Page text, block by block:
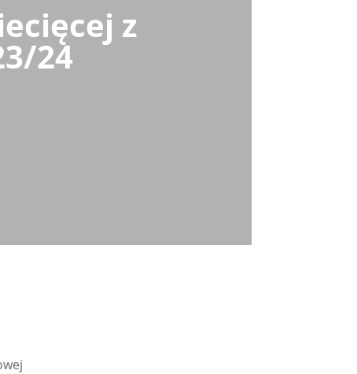
z
24